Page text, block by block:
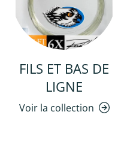
FILS ET BAS DE
LIGNE
Voir la collection